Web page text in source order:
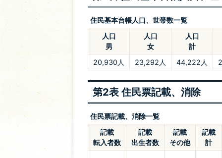
住民基本台帳人口、世帯数一覧
人口
男
人口
女
人口
計
20,930人
23,292人 44,222人
第2表 住民票記載、消除
住民票記載、消除一覧
記載
転入者数
記載
出生者数
記載
その他
記載
計